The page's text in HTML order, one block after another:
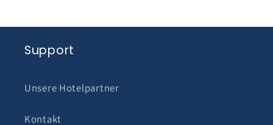
Support
Unsere Hotelpartner
Kontakt